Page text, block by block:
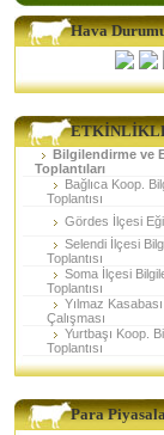
Hava
Bilgilendirme ve
Toplantıları
Bağlıca Koop.
Toplantısı
Gördes İlçesi
Selendi İlçesi
Toplantısı
Soma İlçesi
Toplantısı
Yılmaz
Çalışması
Yurtbaşı Koop.
Toplantısı
Para